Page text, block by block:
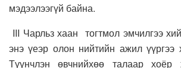
мэдээлээгүй байна.
III Чарльз хаан тогтмол эмчилгээ
энэ үеэр олон нийтийн ажил үүргээ
Түүнчлэн өвчнийхөө талаар хоёр